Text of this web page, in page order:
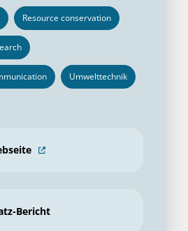
Resource conservation
Umwelttechnik
Bericht